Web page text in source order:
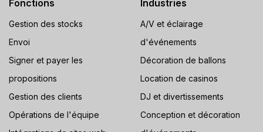
Fonctions
Gestion des stocks
Envoi
Signer et payer les
propositions
Gestion des clients
Opérations de l'équipe
Industries
A/V et éclairage
d'événements
Décoration de ballons
Location de casinos
DJ et divertissements
Conception et décoration